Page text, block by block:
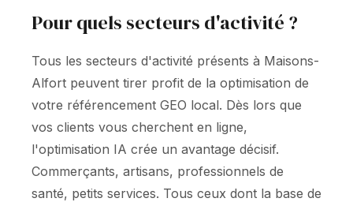
Pour quels secteurs d'activité ?
Tous les secteurs d'activité présents à Maisons-
Alfort peuvent tirer profit de la optimisation de
votre référencement GEO local. Dès lors que
vos clients vous cherchent en ligne,
l'optimisation IA crée un avantage décisif.
Commerçants, artisans, professionnels de
santé, petits services. Tous ceux dont la base de